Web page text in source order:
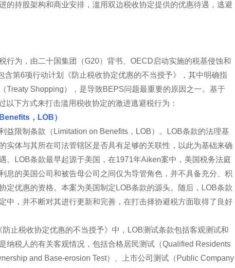
的持股架构和商业安排，滥用双边税收协定提供的优惠待遇，逃避
行为，由二十国集团（G20）背书、OECD启动实施的税基侵蚀和
第6项行动计划《防止税收协定优惠的不当授予》，其中明确指
Treaty Shopping），是导致BEPS问题最重要的原因之一。基于
以下方式来打击滥用税收协定的激进逃避税行为：
，LOB）
益限制条款（Limitation on Benefits，LOB）。LOB条款的法理基
实体与其所在司法管辖区是否具有足够的关联性，以此为基础来确
。LOB条款最早起源于美国，在1971年Aiken案中，美国税务法庭
息的美国公司和被告母公司之间仅为导管角色，并不具备充分、积
定优惠的资格。本案为美国制定LOB条款的源头。随后，LOB条款
中，并不断对其进行更新和完善，在打击择协避税方面取得了良好
止税收协定优惠的不当授予》中，LOB测试条款包括客观测试和
纳税人的有关客观情况，包括合格居民测试（Qualified Residents
and Base-erosion Test）、上市公司测试（Public Company